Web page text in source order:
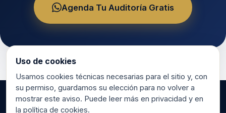
Agenda Tu Auditoría Gratis
Uso de cookies
Usamos cookies técnicas necesarias para el sitio y, con
su permiso, guardamos su elección para no volver a
mostrar este aviso. Puede leer más en privacidad y en
la política de cookies.